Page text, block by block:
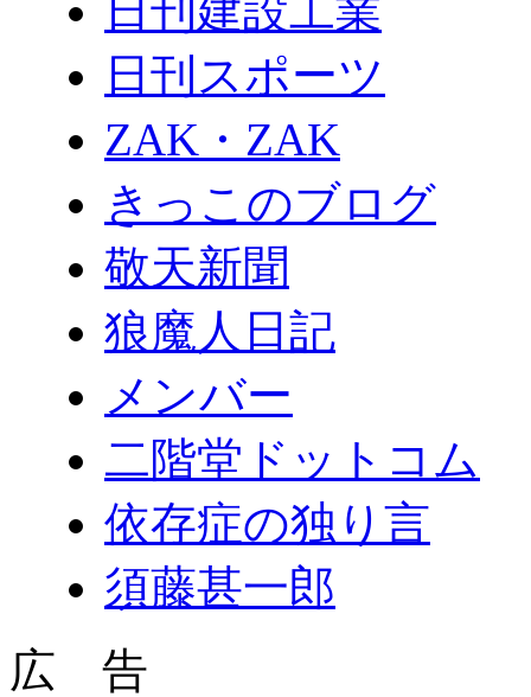
日刊建設工業
日刊スポーツ
ZAK・ZAK
きっこのブログ
敬天新聞
狼魔人日記
メンバー
二階堂ドットコム
依存症の独り言
須藤甚一郎
広 告